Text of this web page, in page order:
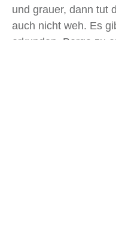
und grauer, dann tut
auch nicht weh. Es
erkunden, Berge zu